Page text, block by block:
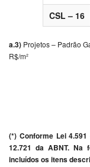
CSL – 16
a.3) Projetos – Padrão
R$/m²
(*) Conforme Lei
12.721 da ABNT. Na
incluídos os itens